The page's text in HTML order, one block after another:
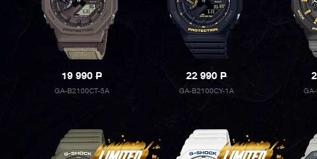
19 990P
GA-B2100CT-5A
22 990P
GA-B2100CY-1A